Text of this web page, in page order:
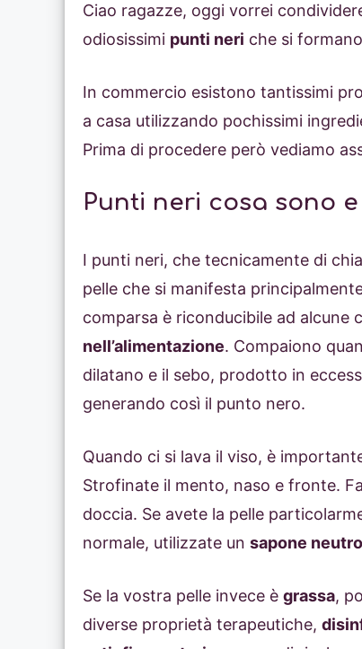
Ciao ragazze, oggi vorrei
odiosissimi punti neri che si
In commercio esistono tantissimi
a casa utilizzando pochissimi
Prima di procedere però vediamo
Punti neri cosa sono
I punti neri, che tecnicamente di
pelle che si manifesta
comparsa è riconducibile ad alcune
nell’alimentazione. Compaiono
dilatano e il sebo, prodotto in
generando così il punto nero.
Quando ci si lava il viso, è
Strofinate il mento, naso e fronte.
doccia. Se avete la pelle
normale, utilizzate un sapone neutro
Se la vostra pelle invece è grassa,
diverse proprietà terapeutiche,